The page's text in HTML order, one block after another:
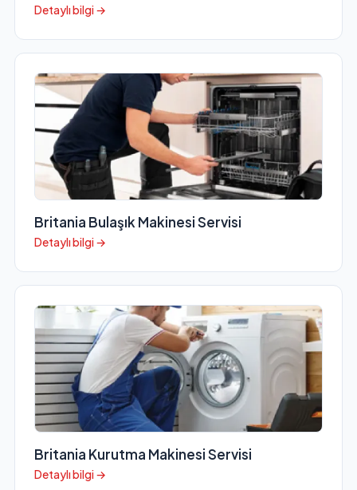
Detaylı bilgi →
Britania Bulaşık Makinesi Servisi
Detaylı bilgi →
Britania Kurutma Makinesi Servisi
Detaylı bilgi →